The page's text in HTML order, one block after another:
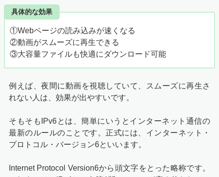
具体的な効果
①Webページの読み込みが速くなる
②動画がスムーズに再生できる
③大容量ファイルも快適にダウンロード可能
例えば、夜間に動画を視聴していて、スムーズに再生さ
れない人は、効果が出やすいです。
そもそもIPv6とは、簡単にいうとインターネット通信の
最新のルールのことです。正式には、インターネット・
プロトコル・バージョン6といいます。
Internet Protocol Version6から頭文字をとった略称です。